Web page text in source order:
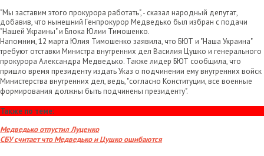
"Мы заставим этого прокурора работать", - сказал народный депутат,
добавив, что нынешний Генпрокурор Медведько был избран с подачи
"Нашей Украины" и Блока Юлии Тимошенко.
Напомним, 12 марта Юлия Тимошенко заявила, что БЮТ и "Наша Украина"
требуют отставки Министра внутренних дел Василия Цушко и генерального
прокурора Александра Медведько. Также лидер БЮТ сообщила, что
пришло время президенту издать Указ о подчинении ему внутренних войск
Министерства внутренних дел, ведь, "согласно Конституции, все военные
формирования должны быть подчинены президенту".
Также по теме:
Медведько отпустил Луценко
СБУ считает что Медведько и Цушко ошибаются